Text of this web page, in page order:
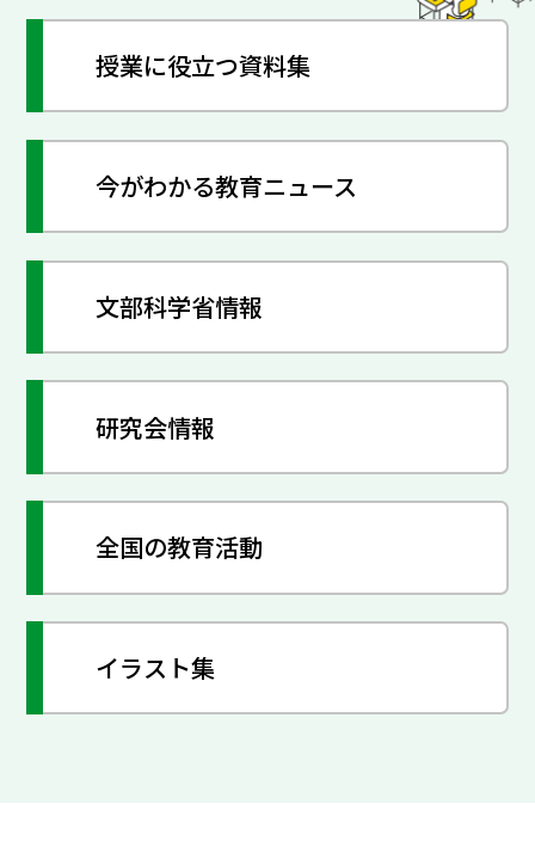
授業に役立つ資料集
今がわかる教育ニュース
文部科学省情報
研究会情報
全国の教育活動
イラスト集